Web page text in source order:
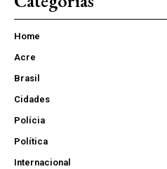
Home
Acre
Brasil
Cidades
Polícia
Política
Internacional